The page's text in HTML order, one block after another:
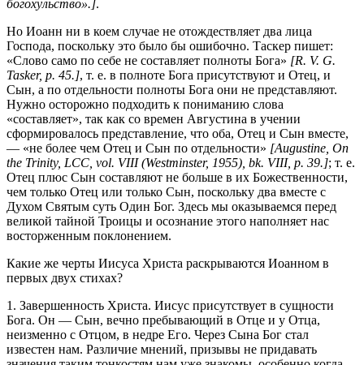
богохульство».].
Но Иоанн ни в коем случае не отождествляет два лица
Господа, поскольку это было бы ошибочно. Таскер пишет:
«Слово само по себе не составляет полноты Бога» [R. V. G.
Tasker, р. 45.], т. е. в полноте Бога присутствуют и Отец, и
Сын, а по отдельности полноты Бога они не представляют.
Нужно осторожно подходить к пониманию слова
«составляет», так как со времен Августина в учении
сформировалось представление, что оба, Отец и Сын вместе,
— «не более чем Отец и Сын по отдельности» [Augustine, On
the Trinity, LCC, vol. VIII (Westminster, 1955), bk. VIII, p. 39.]; т. е.
Отец плюс Сын составляют не больше в их Божественности,
чем только Отец или только Сын, поскольку два вместе с
Духом Святым суть Один Бог. Здесь мы оказываемся перед
великой тайной Троицы и осознание этого наполняет нас
восторженным поклонением.
Какие же черты Иисуса Христа раскрываются Иоанном в
первых двух стихах?
1. Завершенность Христа. Иисус присутствует в сущности
Бога. Он — Сын, вечно пребывающий в Отце и у Отца,
неизменно с Отцом, в недре Его. Через Сына Бог стал
известен нам. Различие мнений, призывы не придавать